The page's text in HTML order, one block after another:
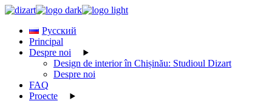
Skip
content
Русский
Principal
Despre noi
Design de interior în Chișinău: Studioul Dizart
Despre noi
FAQ
Proecte